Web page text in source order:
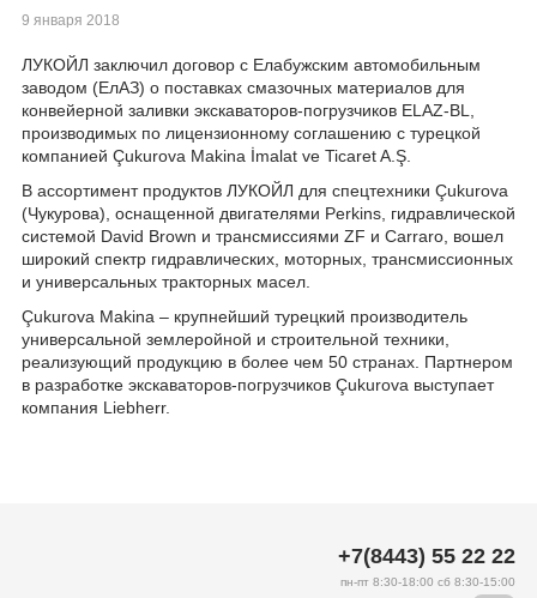
9 января 2018
ЛУКОЙЛ заключил договор с Елабужским автомобильным
заводом (ЕлАЗ) о поставках смазочных материалов для
конвейерной заливки экскаваторов-погрузчиков ELAZ-BL,
производимых по лицензионному соглашению с турецкой
компанией Çukurova Makina İmalat ve Ticaret A.Ş.
В ассортимент продуктов ЛУКОЙЛ для спецтехники Çukurova
(Чукурова), оснащенной двигателями Perkins, гидравлической
системой David Brown и трансмиссиями ZF и Carraro, вошел
широкий спектр гидравлических, моторных, трансмиссионных
и универсальных тракторных масел.
Çukurova Makina – крупнейший турецкий производитель
универсальной землеройной и строительной техники,
реализующий продукцию в более чем 50 странах. Партне​ром
в разработке экскаваторов-погрузчиков Çukurova выступает
компания Liebherr.
+7(8443) 55 22 22
пн-пт 8:30-18:00 сб 8:30-15:00